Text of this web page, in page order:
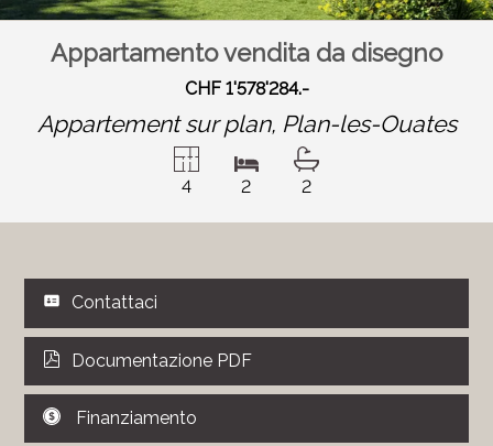
Appartamento vendita da disegno
CHF 1'578'284.-
Appartement sur plan, Plan-les-Ouates
4 2 2
Contattaci
Documentazione PDF
Finanziamento